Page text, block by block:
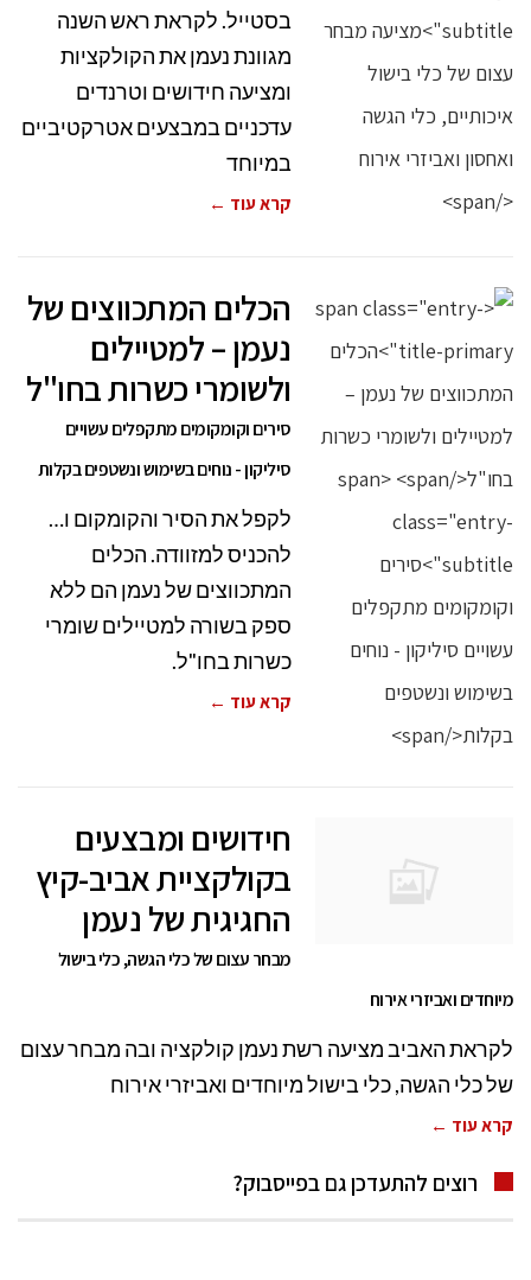
בסטייל. לקראת ראש השנה
מגוונת נעמן את הקולקציות
ומציעה חידושים וטרנדים
עדכניים במבצעים אטרקטיביים
במיוחד
קרא עוד ←
הכלים המתכווצים של
נעמן – למטיילים
ולשומרי כשרות בחו"ל
סירים וקומקומים מתקפלים עשויים
סיליקון - נוחים בשימוש ונשטפים בקלות
לקפל את הסיר והקומקום ו…
להכניס למזוודה. הכלים
המתכווצים של נעמן הם ללא
ספק בשורה למטיילים שומרי
כשרות בחו"ל.
קרא עוד ←
חידושים ומבצעים
בקולקציית אביב-קיץ
החגיגית של נעמן
מבחר עצום של כלי הגשה, כלי בישול
מיוחדים ואביזרי אירוח
לקראת האביב מציעה רשת נעמן קולקציה ובה מבחר עצום
של כלי הגשה, כלי בישול מיוחדים ואביזרי אירוח
קרא עוד ←
רוצים להתעדכן גם בפייסבוק?